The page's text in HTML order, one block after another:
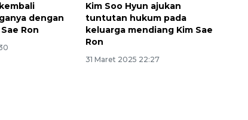
dengan
Ron
Kim Soo Hyun ajukan
tuntutan hukum pada
keluarga mendiang Kim Sae
Ron
31 Maret 2025 22:27